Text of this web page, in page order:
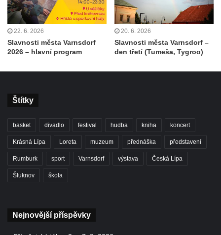
22. 6. 2026
Slavnosti města Varnsdorf
2026 – hlavní program
20. 6. 2026
Slavnosti města Varnsdorf –
den třetí (Tumeša, Tygroo)
Štítky
basket divadlo festival hudba kniha koncert
Krásná Lípa Loreta muzeum přednáška představení
Rumburk sport Varnsdorf výstava Česká Lípa
Šluknov škola
Nejnovější příspěvky